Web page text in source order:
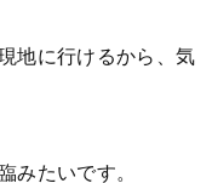
地に行けるから、気
みたいです。